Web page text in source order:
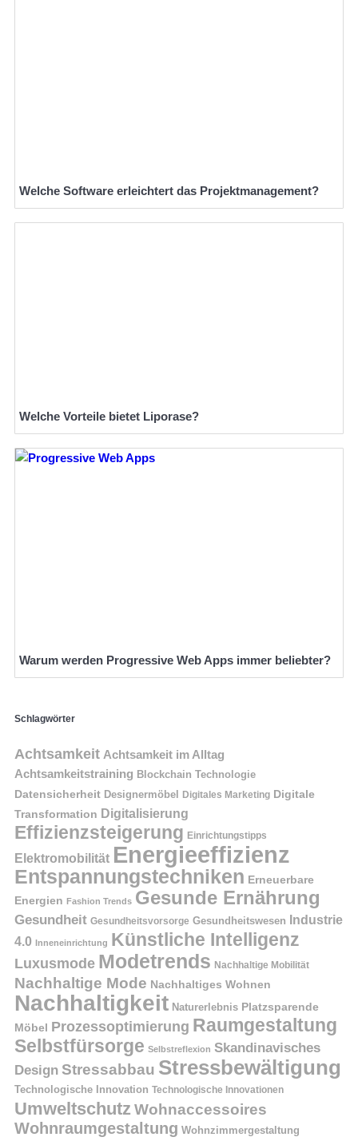
Welche Software erleichtert das Projektmanagement?
Welche Vorteile bietet Liporase?
Warum werden Progressive Web Apps immer beliebter?
Schlagwörter
Achtsamkeit Achtsamkeit im Alltag
Achtsamkeitstraining Blockchain Technologie
Datensicherheit Designermöbel Digitales Marketing Digitale
Transformation Digitalisierung
Effizienzsteigerung Einrichtungstipps
Elektromobilität Energieeffizienz
Entspannungstechniken Erneuerbare
Energien Fashion Trends Gesunde Ernährung
Gesundheit Gesundheitsvorsorge Gesundheitswesen Industrie
4.0
Inneneinrichtung Künstliche Intelligenz
Luxusmode Modetrends Nachhaltige Mobilität
Nachhaltige Mode Nachhaltiges Wohnen
Nachhaltigkeit Naturerlebnis Platzsparende
Möbel
Prozessoptimierung Raumgestaltung
Selbstfürsorge Selbstreflexion Skandinavisches
Design Stressabbau Stressbewältigung
Technologische Innovation Technologische Innovationen
Umweltschutz Wohnaccessoires
Wohnraumgestaltung Wohnzimmergestaltung